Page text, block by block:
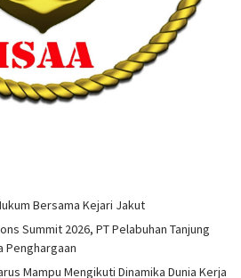
Bersama Kejari Jakut
Summit 2026, PT Pelabuhan Tanjung
Penghargaan
Mampu Mengikuti Dinamika Dunia Kerja